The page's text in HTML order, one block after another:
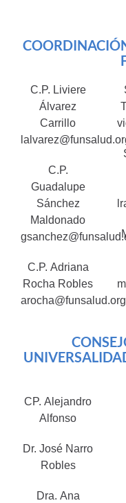
C.P. Liviere
Álvarez
Carrillo
C.P.
Guadalupe
Sánchez
Maldonado
C.P. Adriana
Rocha Robles
CP. Alejandro
Alfonso
Dr. José Narro
Robles
Dra. Ana